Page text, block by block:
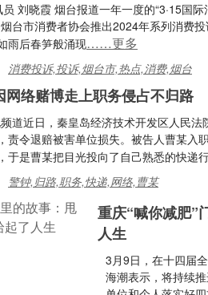
刘晓霞 烟台报道一年一度的“3·15国
台市消费者协会推出2024年系列消费
雨后春笋般涌现……更多
消费投诉,投诉,烟台市,热点,消费,烟台
络赌博走上职务侵占不归路
道近日，秦皇岛经济技术开发区人民
责令退赔被害单位损失。被告人曹某入
于是曹某把目光投向了自己熟悉的快递
警钟,归路,职务,快递,网络,曹某
重庆“喊你减肥”
人生
3月9日，在十四届
海潮表示，将持续推